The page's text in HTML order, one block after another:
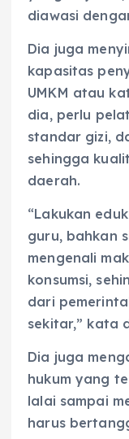
diawasi
Dia juga
kapasitas
UMKM atau
dia, perlu
standar gizi,
sehingga
daerah.
“Lakukan
guru, bahkan
mengenali
konsumsi,
dari
sekitar,” kata
Dia juga
hukum yang
lalai sampai
harus